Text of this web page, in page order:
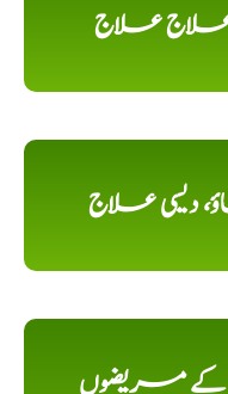
علاج علاج
دیسی علاج
کے مریضوں